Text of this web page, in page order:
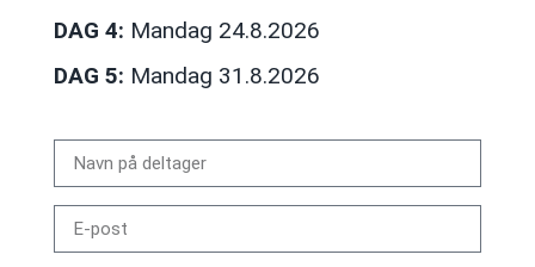
DAG 4: Mandag 24.8.2026
DAG 5: Mandag 31.8.2026